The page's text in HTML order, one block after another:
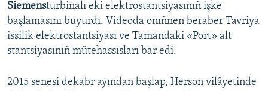
Siemensturbinalı eki elektrostantsiyasınıñ işke
başlamasını buyurdı. Videoda onıñnen beraber Tavriya
issilik elektrostantsiyası ve Tamandaki «Port» alt
stantsiyasınıñ mütehassısları bar edi.
2015 senesi dekabr ayından başlap, Herson vilâyetinde